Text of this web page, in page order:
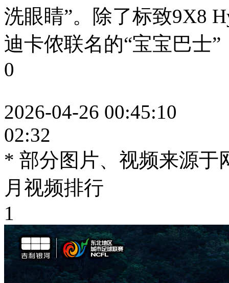
洗眼睛”。除了标致9X8
迪卡侬联名的“宝宝巴士
0
2026-04-26 00:45:10
02:32
* 部分图片、视频来源于
月视频排行
1